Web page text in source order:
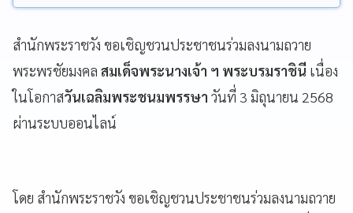
สำนักพระราชวัง ขอเชิญชวนประชาชนร่วมลงนามถวาย
พระพรชัยมงคล สมเด็จพระนางเจ้า ฯ พระบรมราชินี เนื่อง
ในโอกาสวันเฉลิมพระชนมพรรษา วันที่ 3 มิถุนายน 2568
ผ่านระบบออนไลน์
โดย สำนักพระราชวัง ขอเชิญชวนประชาชนร่วมลงนามถวาย